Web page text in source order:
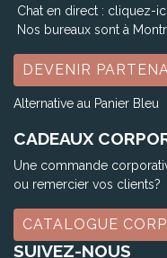
Chat en direct : cliquez-ici
Nos bureaux sont à
DEVENIR
Alternative au Panier Bleu
CADEAUX
Une commande
ou remercier vos clients?
CATALOGUE
SUIVEZ-NOUS